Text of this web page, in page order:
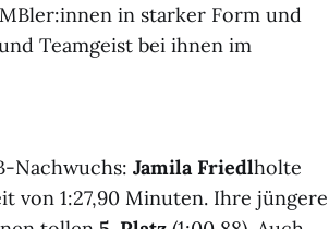
in starker Form und
Teamgeist bei ihnen im
Nachwuchs: Jamila Friedlholte
von 1:27,90 Minuten. Ihre jüngere